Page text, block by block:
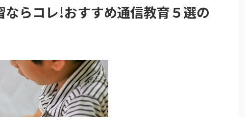
ならコレ!おすすめ通信教育５選の